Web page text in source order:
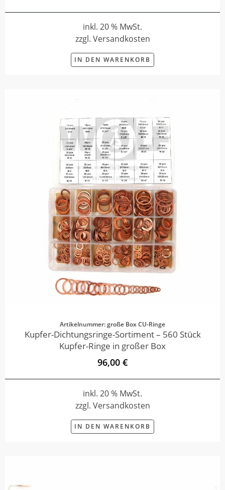
inkl. 20 % MwSt.
zzgl. Versandkosten
IN DEN WARENKORB
Artikelnummer: große Box CU-Ringe
Kupfer-Dichtungsringe-Sortiment – 560 Stück
Kupfer-Ringe in großer Box
96,00 €
inkl. 20 % MwSt.
zzgl. Versandkosten
IN DEN WARENKORB